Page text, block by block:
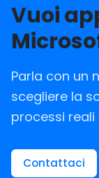
Vuoi
Parla con un
scegliere la
processi reali
Contattaci